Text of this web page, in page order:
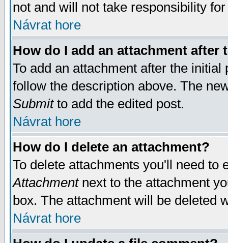
not and will not take responsibility
Návrat hore
How do I add an attachment after
To add an attachment after the
follow the description above. The
Submitto add the edited post.
Návrat hore
How do I delete an attachment?
To delete attachments you'll need
Attachmentnext to the attachment
box. The attachment will be deleted
Návrat hore